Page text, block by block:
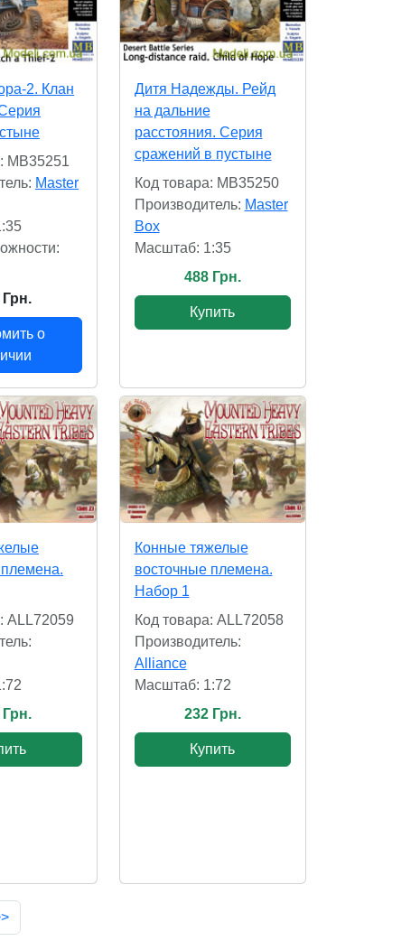
2. Клан
MB35251
Master
Грн.
о
Дитя Надежды. Рейд
на дальние
расстояния. Серия
сражений в пустыне
Код товара: MB35250
Производитель: Master
Box
Масштаб: 1:35
488 Грн.
Купить
ALL72059
Грн.
Конные тяжелые
восточные племена.
Набор 1
Код товара: ALL72058
Производитель:
Alliance
Масштаб: 1:72
232 Грн.
Купить